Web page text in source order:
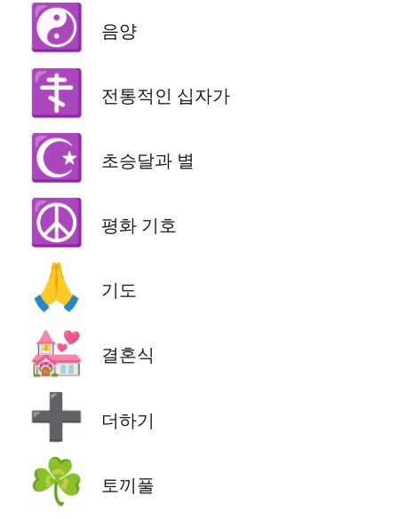
☯️ 음양
☦️ 전통적인 십자가
☪️ 초승달과 별
☮️ 평화 기호
🙏 기도
💒 결혼식
➕ 더하기
☘️ 토끼풀